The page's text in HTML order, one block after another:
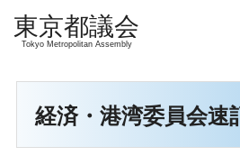
Tokyo Metropolitan Assembly
経済・港湾委員会速